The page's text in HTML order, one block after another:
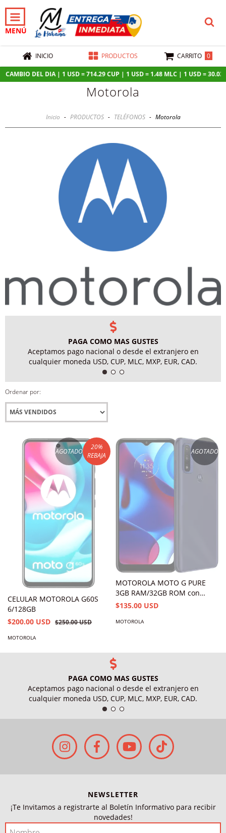
DEL DIA | 1 USD = 714.29 CUP | 1 USD = 1.48 MLC | 1 USD = 30.03
MENÚ
INICIO PRODUCTOS CARRITO 0
Motorola
Inicio - PRODUCTOS - TELÉFONOS - Motorola
PAGA COMO MAS GUSTES
Aceptamos pago nacional o desde el extranjero en
cualquier moneda USD, CUP, MLC, MXP, EUR, CAD.
Ordenar por:
AGOTADO
20%
REBAJA
CELULAR MOTOROLA G60S
6/128GB
$200.00 USD $250.00 USD
MOTOROLA
AGOTADO
MOTOROLA MOTO G PURE
3GB RAM/32GB ROM con
Lector de Huella (Incluye
$135.00 USD
MOTOROLA
PAGA COMO MAS GUSTES
Aceptamos pago nacional o desde el extranjero en
cualquier moneda USD, CUP, MLC, MXP, EUR, CAD.
NEWSLETTER
¡Te Invitamos a registrarte al Boletín Informativo para recibir
novedades!